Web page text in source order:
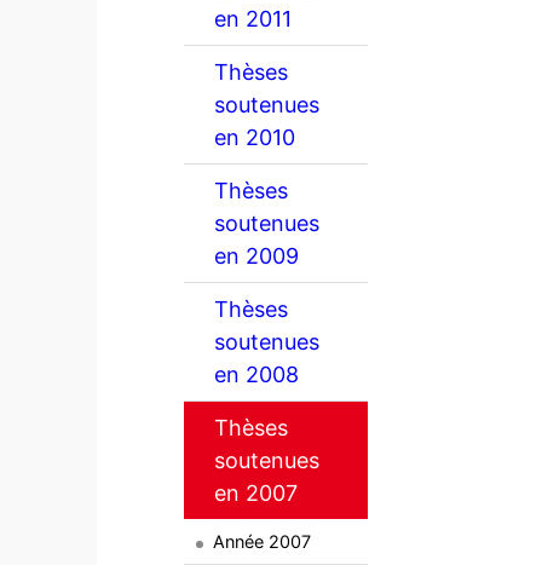
en 2011
Thèses
soutenues
en 2010
Thèses
soutenues
en 2009
Thèses
soutenues
en 2008
Thèses
soutenues
en 2007
Année 2007